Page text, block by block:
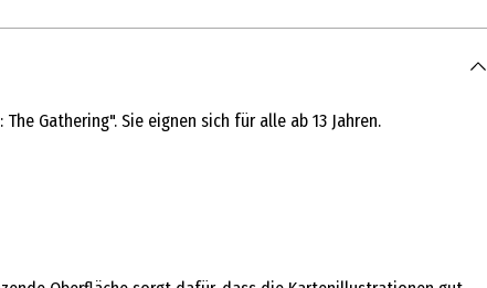
Gathering". Sie eignen sich für alle ab 13 Jahren.